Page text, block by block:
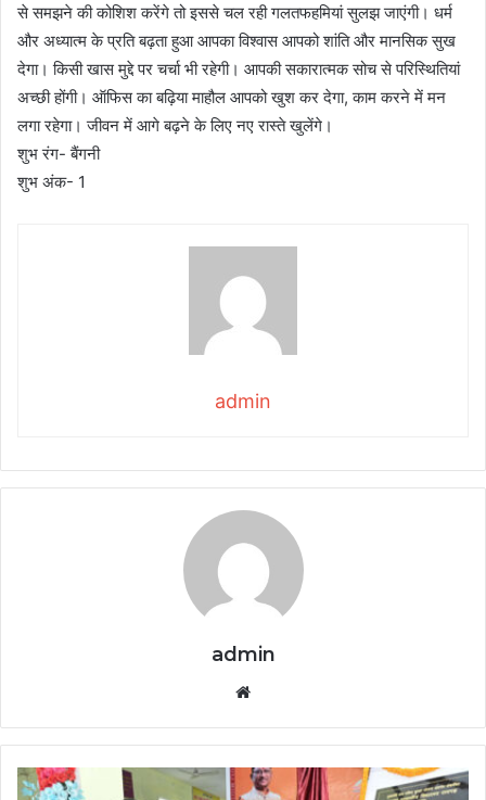
से समझने की कोशिश करेंगे तो इससे चल रही गलतफहमियां सुलझ जाएंगी। धर्म
और अध्यात्म के प्रति बढ़ता हुआ आपका विश्वास आपको शांति और मानसिक सुख
देगा। किसी खास मुद्दे पर चर्चा भी रहेगी। आपकी सकारात्मक सोच से परिस्थितियां
अच्छी होंगी। ऑफिस का बढ़िया माहौल आपको खुश कर देगा, काम करने में मन
लगा रहेगा। जीवन में आगे बढ़ने के लिए नए रास्ते खुलेंगे।
शुभ रंग- बैंगनी
शुभ अंक- 1
admin
admin